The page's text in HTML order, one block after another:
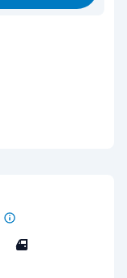
4